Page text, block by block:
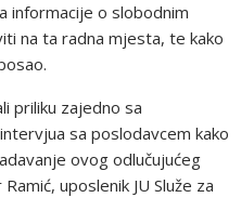
informacije o slobodnim
na ta radna mjesta, te kako
priliku zajedno sa
sa poslodavcem kako
ovog odlučujućeg
uposlenik JU Služe za